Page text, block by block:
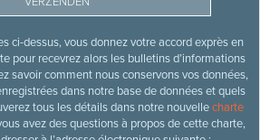
ci-dessus, vous donnez votre accord exprès en
pour recevrez alors les bulletins d’informations
savoir comment nous conservons vos données,
dans notre base de données et quels
tous les détails dans notre nouvellecharte
avez des questions à propos de cette charte,